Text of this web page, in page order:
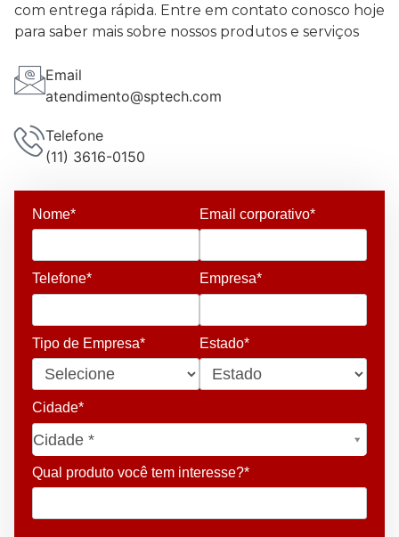
com entrega rápida. Entre em contato conosco hoje
para saber mais sobre nossos produtos e serviços
Email
atendimento@sptech.com
Telefone
(11) 3616-0150
Nome* Email corporativo*
Telefone* Empresa*
Tipo de Empresa* Estado*
Cidade*
Cidade *
Cidade*
Qual produto você tem interesse?*